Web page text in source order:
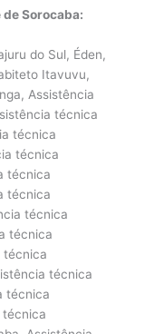
Sorocaba:
Jardim Judith, Assistência técnica Eletrodomésticos Jardim Juliana, Assistência técnica Eletrodomésticos Jardim Leandro Dromani, Assistência técnica Eletrodomésticos Jardim Leocádia, Assistência técnica Eletrodomésticos Jardim Liberdade, Assistência técnica Eletrodomésticos Jardim Los Angeles, Assistência técnica Eletrodomésticos Jardim Luciana Maria, Assistência técnica Eletrodomésticos Jardim Marcelo Augusto, Assistência técnica Eletrodomésticos Jardim Marco Antônio, Assistência técnica Eletrodomésticos Jardim Maria Antônia Prado, Assistência técnica Eletrodomésticos Jardim Maria Cristina, Assistência técnica Eletrodomésticos Jardim Maria do Carmo, Assistência técnica Eletrodomésticos Jardim Maria Elvira, Assistência técnica Eletrodomésticos Jardim Maria Eugênia, Assistência técnica Eletrodomésticos Jardim Marnilda, Assistência técnica Eletrodomésticos Jardim Millenium, Assistência técnica Eletrodomésticos Jardim Monte Hey, Assistência técnica Eletrodomésticos Jardim Monteiro, Assistência técnica Eletrodomésticos Jardim Monterrey, Assistência técnica Eletrodomésticos Jardim Montevidéo, Assistência técnica Eletrodomésticos Jardim Montreal, Assistência técnica Eletrodomésticos Jardim Morumbi, Assistência técnica Eletrodomésticos Jardim Nair, Assistência técnica Eletrodomésticos Jardim Nápoli, Assistência técnica Eletrodomésticos Jardim Nilton Torres, Assistência técnica Eletrodomésticos Jardim Nogueira, Assistência técnica Eletrodomésticos Jardim Nova Aparecidinha, Assistência técnica Eletrodomésticos Jardim Nova Esperança, Assistência técnica Eletrodomésticos Jardim Nova Ipanema, Assistência técnica Eletrodomésticos Jardim Nova Manchester, Assistência técnica Eletrodomésticos Jardim Novo Eldorado, Assistência técnica Eletrodomésticos Jardim Novo Horizonte, Assistência técnica Eletrodomésticos Jardim Novo Mundo, Assistência técnica Eletrodomésticos Jardim Pacaembu, Assistência técnica Eletrodomésticos Jardim Pagliato, Assistência técnica Eletrodomésticos Jardim Parada do Alto, Assistência técnica Eletrodomésticos Jardim Paraíso, Assistência técnica Eletrodomésticos Jardim Paraná, Assistência técnica Eletrodomésticos Jardim Paulista, Assistência técnica Eletrodomésticos Jardim Paulistano, Assistência técnica Eletrodomésticos Jardim Piazza di Roma, Assistência técnica Eletrodomésticos Jardim Piazza Di Roma II, Assistência técnica Eletrodomésticos Jardim Piratininga, Assistência técnica Eletrodomésticos Jardim Pires de Mello, Assistência técnica Eletrodomésticos Jardim Pitangui, Assistência técnica Eletrodomésticos Jardim Planalto, Assistência técnica Eletrodomésticos Jardim Portal da Colina, Assistência técnica Eletrodomésticos Jardim Portal da Primavera, Assistência técnica Eletrodomésticos Jardim Portal do Itavuvu, Assistência técnica Eletrodomésticos Jardim Portobello, Assistência técnica Eletrodomésticos Jardim Portugal, Assistência técnica Eletrodomésticos Jardim Prestes de Barros, Assistência técnica Eletrodom